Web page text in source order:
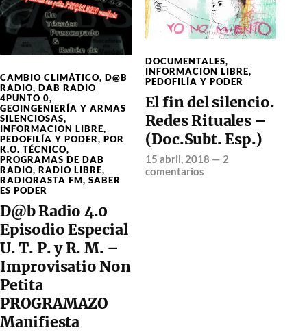
CAMBIO CLIMÁTICO, D@B
RADIO, DAB RADIO
4PUNTO 0,
GEOINGENIERÍA Y ARMAS
SILENCIOSAS,
INFORMACION LIBRE,
PEDOFILÍA Y PODER, POR
K.O. TÉCNICO,
PROGRAMAS DE DAB
RADIO, RADIO LIBRE,
RADIORASTA FM, SABER
ES PODER
D@b Radio 4.0
Episodio Especial
U. T. P. y R. M. –
Improvisatio Non
Petita
PROGRAMAZO
Manifiesta
DOCUMENTALES,
INFORMACION LIBRE,
PEDOFILÍA Y PODER
El fin del silencio.
Redes Rituales –
(Doc.Subt. Esp.)
15 abril, 2018 — 2
comentarios